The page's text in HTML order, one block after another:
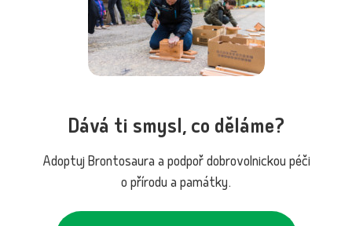
Dává ti smysl, co děláme?
Adoptuj Brontosaura a podpoř dobrovolnickou péči
o přírodu a památky.